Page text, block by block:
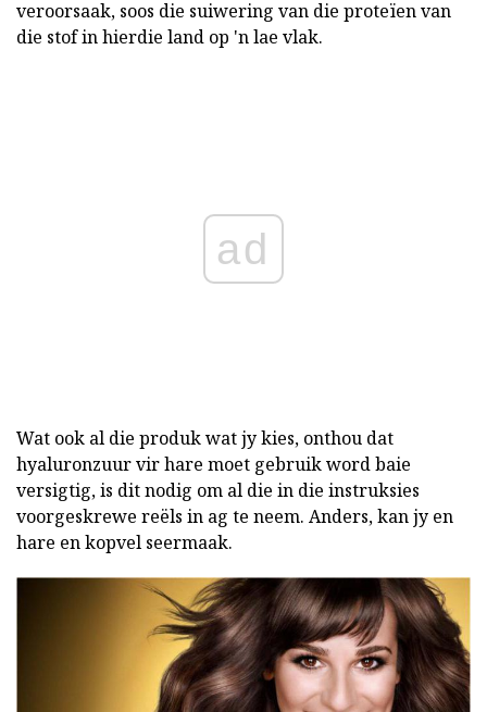
veroorsaak, soos die suiwering van die proteïen van
die stof in hierdie land op 'n lae vlak.
ad
Wat ook al die produk wat jy kies, onthou dat
hyaluronzuur vir hare moet gebruik word baie
versigtig, is dit nodig om al die in die instruksies
voorgeskrewe reëls in ag te neem. Anders, kan jy en
hare en kopvel seermaak.